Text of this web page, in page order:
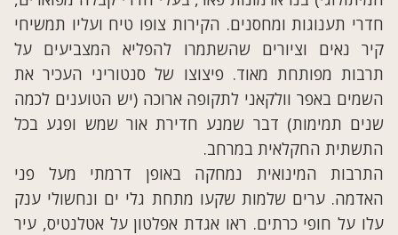
חדרי תענוגות ומחסנים. הקירות צופו טיח ועליו תמשיחי
קיר נאים וציורים שהשתמרו להפליא המצביעים על
תרבות מפותחת מאוד. פיצוצו של סנטוריני העכיר את
השמים באפר וולקאני לתקופה ארוכה (יש הטוענים לכמה
שנים תמימות) דבר שמנע חדירת אור שמש ופגע בכל
התשתית החקלאית במרחב.
התרבות המינואית נמחקה באופן דרמתי מעל פני
האדמה. ערים שלמות שקעו מתחת גלי ים ונחשולי ענק
עלו על חופי כרתים. ראו אגדת אפלטון על אטלנטיס, עיר